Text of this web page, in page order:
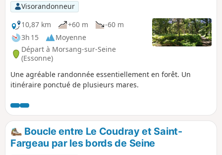
Visorandonneur
10,87 km
+60 m
-60 m
3h 15
Moyenne
Départ à Morsang-sur-Seine
(Essonne)
Une agréable randonnée essentiellement en forêt. Un
itinéraire ponctué de plusieurs mares.
Boucle entre Le Coudray et Saint-
Fargeau par les bords de Seine